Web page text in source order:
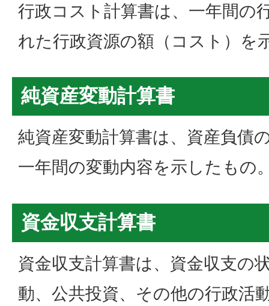
行政コスト計算書は、一年間の
れた行政資源の額（コスト）を
純資産変動計算書
純資産変動計算書は、資産負債
一年間の変動内容を示したもの
資金収支計算書
資金収支計算書は、資金収支の
動、公共投資、その他の行政活